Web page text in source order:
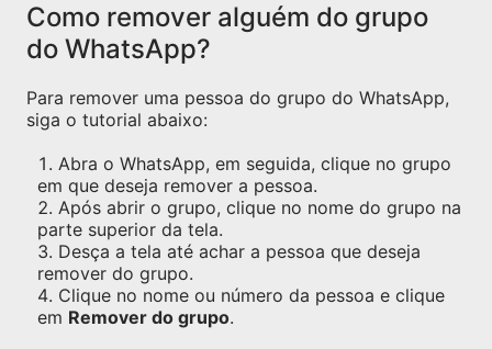
Como remover alguém do grupo
do WhatsApp?
Para remover uma pessoa do grupo do WhatsApp,
siga o tutorial abaixo:
Abra o WhatsApp, em seguida, clique no grupo
em que deseja remover a pessoa.
Após abrir o grupo, clique no nome do grupo na
parte superior da tela.
Desça a tela até achar a pessoa que deseja
remover do grupo.
Clique no nome ou número da pessoa e clique
em Remover do grupo.